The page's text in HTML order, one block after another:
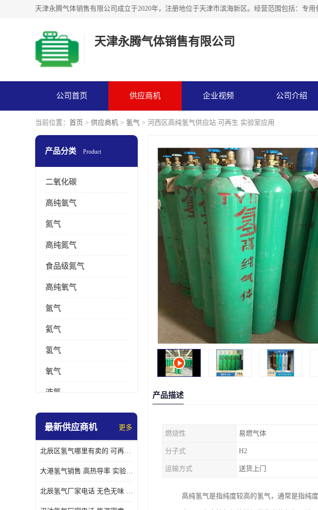
天津永腾气体销售有限公司
公司首页 供应商机 企业视频 公司介绍
当前位置： 首页 > 供应商机 > 氢气 > 河西区高纯氢气供应站 可再生 实验室应用
产品分类 Product
二氧化碳
高纯氩气
氮气
高纯氮气
食品级氮气
高纯氧气
氩气
氦气
氢气
氧气
液氮
乙炔
最新供应商机 更多
北辰区氢气哪里有卖的 可再生 实验室应用
大港氢气销售 高热导率 实验室应用
北辰氢气厂家电话 无色无味 凝点为-259
产品描述
燃烧性 易燃气体
分子式 H2
运输方式 送货上门
高纯氢气是指纯度较高的氢气，通常是指纯